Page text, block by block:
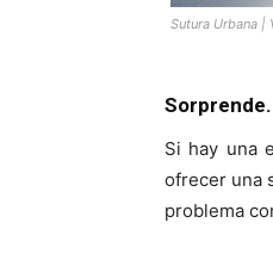
Sutura Urbana |
Si hay una
ofrecer una
problema